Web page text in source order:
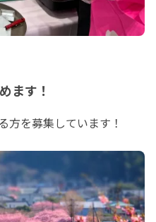
ます！
方を募集しています！